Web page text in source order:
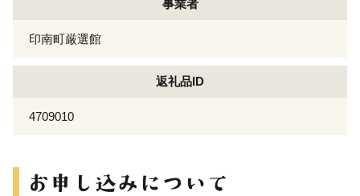
事業者
印南町厳選館
返礼品ID
4709010